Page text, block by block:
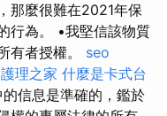
那麼很難在2021年保
行為。 •我堅信該物質
有者授權。 seo
護理之家 什麼是卡式台
的信息是準確的，鑑於